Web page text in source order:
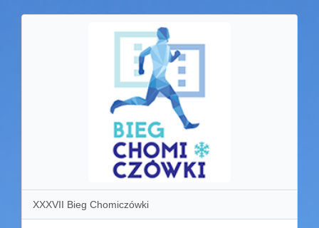
XXXVII Bieg Chomiczówki